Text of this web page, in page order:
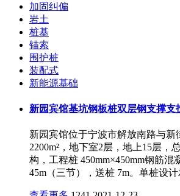
加固纠偏
岩土
桩基
锚索
围护桩
装配式
新能源基础
新园宾馆基坑钢板桩双层钢支撑支
新园宾馆位于宁波市解放南路与新
2200m²，地下室2层，地上15层，
构，工程桩 450mm×450mm钢筋混
45m（三节），送桩 7m。单桩设